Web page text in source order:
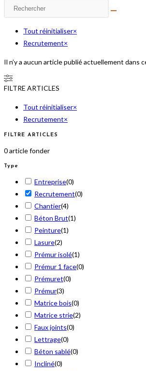
Rechercher
Tout réinitialiser×
Recrutement×
Il n’y a aucun article publié actuellement dans
FILTRE ARTICLES
Tout réinitialiser×
Recrutement×
FILTRE ARTICLES
0article fonder
Type
Entreprise(0)
Recrutement(0)
Chantier(4)
Béton Brut(1)
Peinture(1)
Lasure(2)
Prémur isolé(1)
Prémur 1 face(0)
Prémuret(0)
Prémur(3)
Matrice bois(0)
Matrice strie(2)
Faux joints(0)
Lettrage(0)
Béton sablé(0)
Incliné(0)